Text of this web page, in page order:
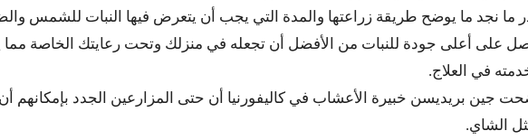
ما نجد ما يوضح طريقة زراعتها والمدة التي يجب أن يتعرض فيها النبات للشمس
على أعلى جودة للنبات من الأفضل أن تجعله في منزلك وتحت رعايتك الخاصة
في العلاج.
جين بريديسن خبيرة الأعشاب في كاليفورنيا أن حتى المزارعين الجدد بإمكانهم
الشاي.